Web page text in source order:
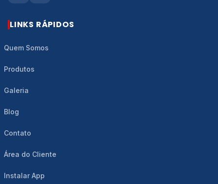
LINKS RÁPIDOS
Quem Somos
Produtos
Galeria
Blog
Contato
Área do Cliente
Instalar App